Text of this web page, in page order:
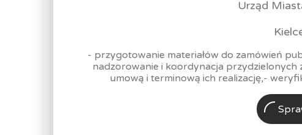
Urząd
- przygotowanie materiałów do zamówień
nadzorowanie i koordynacja
umową i terminową ich realizację,-